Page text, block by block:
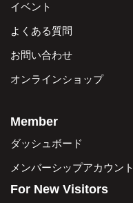
イベント
よくある質問
お問い合わせ
オンラインショップ
Member
ダッシュボード
メンバーシップアカウント
For New Visitors